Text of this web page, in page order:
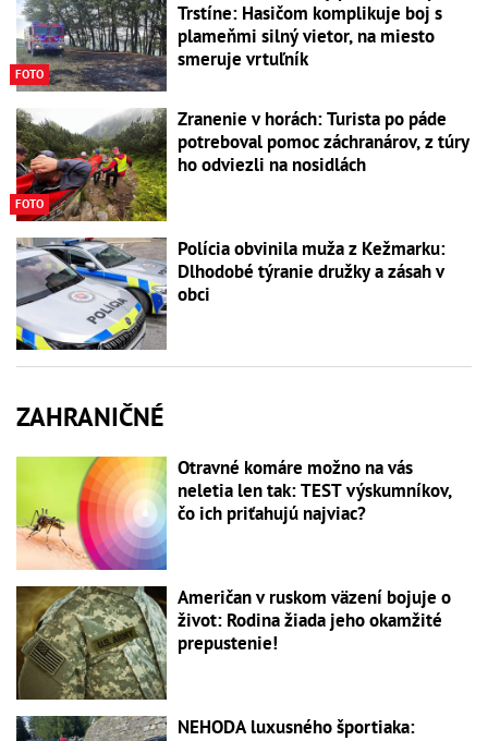
FOTO
Trstíne: Hasičom komplikuje boj s
plameňmi silný vietor, na miesto
smeruje vrtuľník
FOTO
Zranenie v horách: Turista po páde
potreboval pomoc záchranárov, z túry
ho odviezli na nosidlách
Polícia obvinila muža z Kežmarku:
Dlhodobé týranie družky a zásah v
obci
ZAHRANIČNÉ
Otravné komáre možno na vás
neletia len tak: TEST výskumníkov,
čo ich priťahujú najviac?
Američan v ruskom väzení bojuje o
život: Rodina žiada jeho okamžité
prepustenie!
NEHODA luxusného športiaka: